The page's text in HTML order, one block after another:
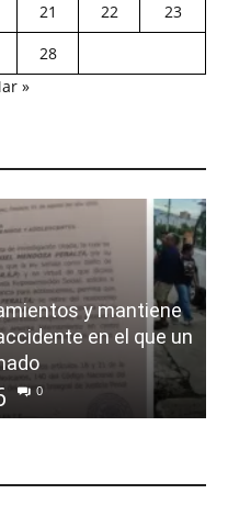
21 22
23
28
»
y mantiene
en el que un
0